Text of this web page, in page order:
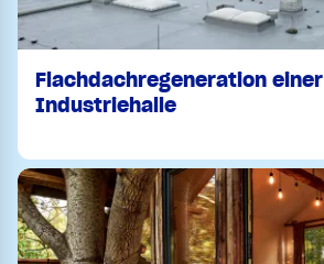
Flachdachregeneration einer
Industriehalle